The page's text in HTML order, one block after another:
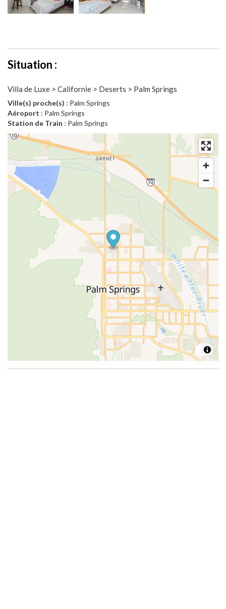
Situation :
Villa de Luxe > Californie > Deserts > Palm Springs
Ville(s) proche(s) : Palm Springs
Aéroport : Palm Springs
Station de Train : Palm Springs